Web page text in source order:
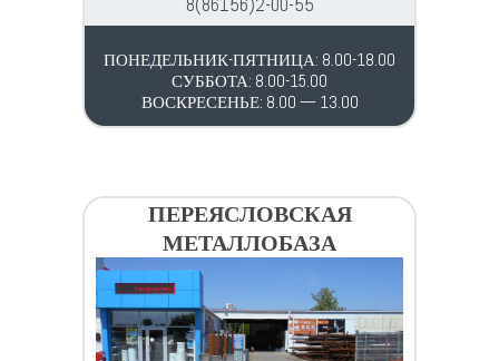
ПОНЕДЕЛЬНИК-ПЯТНИЦА: 8.00-18.00
СУББОТА: 8.00-15.00
ВОСКРЕСЕНЬЕ: 8.00 — 13.00
ПЕРЕЯСЛОВСКАЯ
МЕТАЛЛОБАЗА